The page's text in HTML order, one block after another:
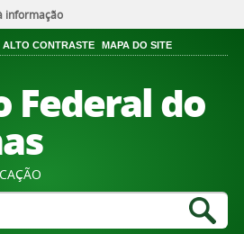
informação
ALTO CONTRASTE MAPA DO SITE
do